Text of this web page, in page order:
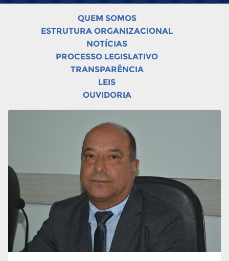
QUEM SOMOS
ESTRUTURA ORGANIZACIONAL
NOTÍCIAS
PROCESSO LEGISLATIVO
TRANSPARÊNCIA
LEIS
OUVIDORIA